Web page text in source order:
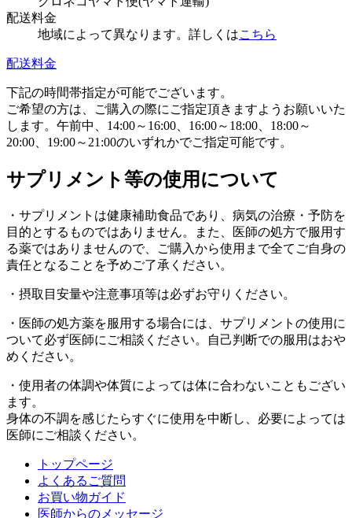
配送料金
地域によって異なります。詳しくはこちら
配送料金
下記の時間帯指定が可能でございます。
ご希望の方は、ご購入の際にご指定頂きますようお願いいた
します。午前中、14:00～16:00、16:00～18:00、18:00～
20:00、19:00～21:00のいずれかでご指定可能です。
サプリメント等の使用について
・サプリメントは健康補助食品であり、病気の治療・予防を
目的とするものではありません。また、医師の処方で服用す
る薬ではありませんので、ご購入から使用まで全てご自身の
責任となることを予めご了承ください。
・摂取目安量や注意事項等は必ずお守りください。
・医師の処方薬を服用する場合には、サプリメントの使用に
ついて必ず医師にご相談ください。自己判断での服用はおや
めください。
・使用者の体調や体質によっては体に合わないこともござい
ます。
身体の不調を感じたらすぐに使用を中断し、必要によっては
医師にご相談ください。
トップページ
よくあるご質問
お買い物ガイド
医師からのメッセージ